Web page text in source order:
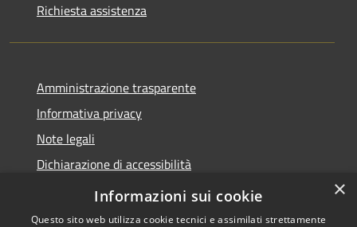
Richiesta assistenza
Amministrazione trasparente
Informativa privacy
Note legali
Dichiarazione di accessibilità
Piano di miglioramento dei servizi
×
Informazioni sui cookie
Questo sito web utilizza cookie tecnici e assimilati strettamente